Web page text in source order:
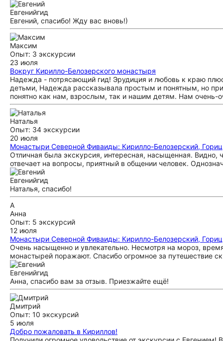
Евгенийгид
Евгений, спасибо! Жду вас вновь!)
Максим
Опыт: 3 экскурсии
23 июля
Вокруг Кирилло-Белозерского монастыря
Надежда - потрясающий гид! Эрудиция и любовь к краю
детьми, Надежда рассказывала простым и понятным, но
понятно как нам, взрослым, так и нашим детям. Нам очень-
Наталья
Опыт: 34 экскурсии
20 июля
Монастыри Северной Фиваиды: Кирилло-Белозерский,
Отличная была экскурсия, интересная, насыщенная. Видно,
отвечает на вопросы, приятный в общении человек.
Евгенийгид
Наталья, спасибо!
А
Анна
Опыт: 5 экскурсий
12 июля
Монастыри Северной Фиваиды: Кирилло-Белозерский,
Очень насыщенно и увлекательно. Несмотря на мороз,
монастырей поражают. Спасибо огромное за путешествие
Евгенийгид
Анна, спасибо вам за отзыв. Приезжайте ещё!
Дмитрий
Опыт: 10 экскурсий
5 июля
Добро пожаловать в Кириллов!